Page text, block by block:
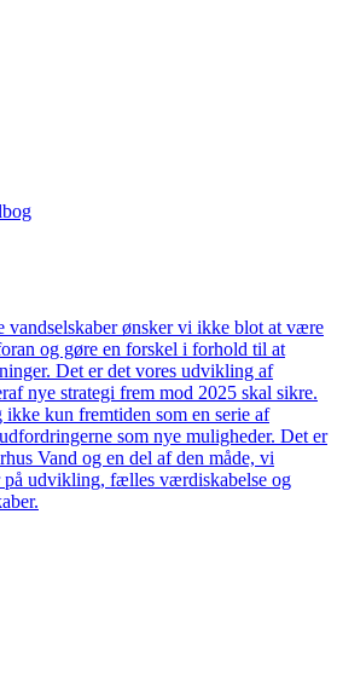
vandselskaber ønsker vi ikke blot at være
og gøre en forskel i forhold til at
Det er det vores udvikling af
nye strategi frem mod 2025 skal sikre.
kun fremtiden som en serie af
som nye muligheder. Det er
Vand og en del af den måde, vi
på udvikling, fælles værdiskabelse og